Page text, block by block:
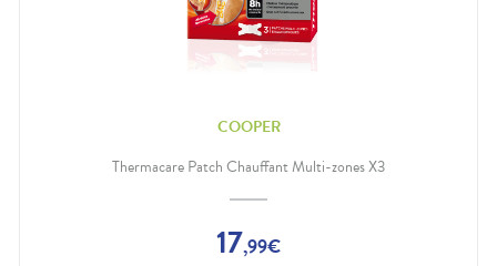
COOPER
Thermacare Patch Chauffant Multi-zones X3
17,99€